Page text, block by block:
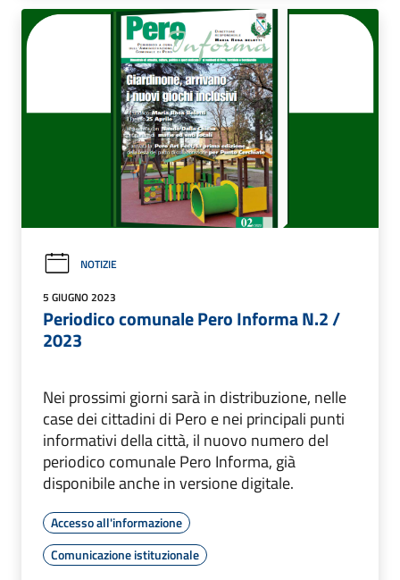
NOTIZIE
5 GIUGNO 2023
Periodico comunale Pero Informa N.2 /
2023
Nei prossimi giorni sarà in distribuzione, nelle
case dei cittadini di Pero e nei principali punti
informativi della città, il nuovo numero del
periodico comunale Pero Informa, già
disponibile anche in versione digitale.
Accesso all'informazione
Comunicazione istituzionale